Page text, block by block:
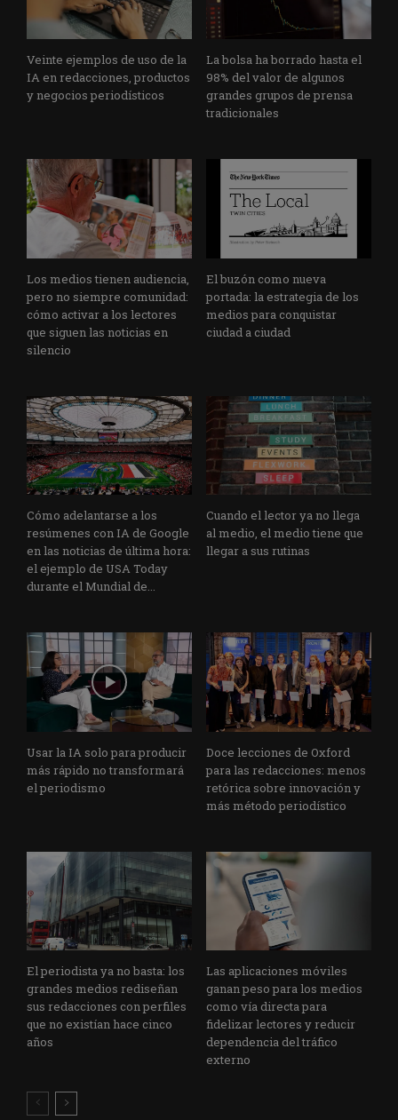
Veinte ejemplos de uso de la
IA en redacciones, productos
y negocios periodísticos
La bolsa ha borrado hasta el
98% del valor de algunos
grandes grupos de prensa
tradicionales
Los medios tienen audiencia,
pero no siempre comunidad:
cómo activar a los lectores
que siguen las noticias en
silencio
El buzón como nueva
portada: la estrategia de los
medios para conquistar
ciudad a ciudad
Cómo adelantarse a los
resúmenes con IA de Google
en las noticias de última hora:
el ejemplo de USA Today
durante el Mundial de...
Cuando el lector ya no llega
al medio, el medio tiene que
llegar a sus rutinas
Usar la IA solo para producir
más rápido no transformará
el periodismo
Doce lecciones de Oxford
para las redacciones: menos
retórica sobre innovación y
más método periodístico
El periodista ya no basta: los
grandes medios rediseñan
sus redacciones con perfiles
que no existían hace cinco
años
Las aplicaciones móviles
ganan peso para los medios
como vía directa para
fidelizar lectores y reducir
dependencia del tráfico
externo